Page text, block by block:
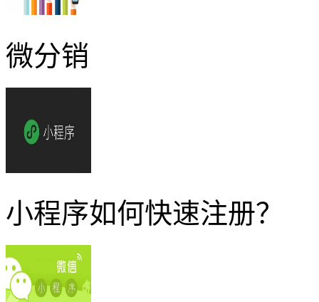
微分销
小程序如何快速注册？